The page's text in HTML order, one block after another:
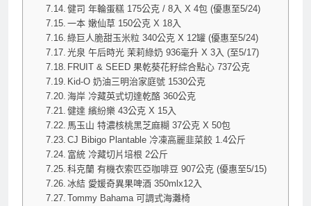
健司 年輪蛋糕 175公克 / 8入 X 4包 (優惠至5/24)
一本 嫩仙草 150公克 X 18入
綠巨人脆甜玉米粒 340公克 X 12罐 (優惠至5/24)
光泉 午后時光 茉莉綠奶 936毫升 X 3入 (至5/17)
FRUIT & SEED 果乾葵花籽綜合點心 737公克
Kid-O 奶油三明治家庭號 1530公克
海岸 冷藏英式切達乾酪 360公克
健達 繽紛樂 43公克 X 15入
馬玉山 特濃核桃黑芝麻糊 37公克 X 50包
CJ Bibigo Plantable 冷凍高麗韭菜餃 1.4公斤
富統 冷藏切片培根 2公斤
科克蘭 有機衣索匹亞咖啡豆 907公克 (優惠至5/15)
冰結 愛媛奇異果啤酒 350mlx12入
Tommy Bahama 可調式海灘椅